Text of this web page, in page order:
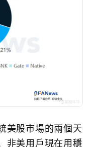
美股市場的兩個天
非美用戶現在用穩